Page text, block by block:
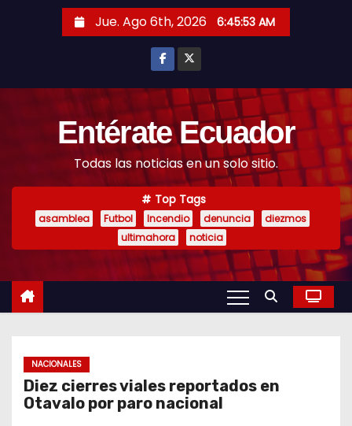
Jue. Ago 6th, 2026 6:45:55 AM
Entérate Ecuador
Todas las noticias en un solo sitio.
Top Tags
asamblea Futbol Incendio denuncia
diezmos
ultimahora
noticia
NACIONALES
Diez cierres viales reportados en
Otavalo por paro nacional